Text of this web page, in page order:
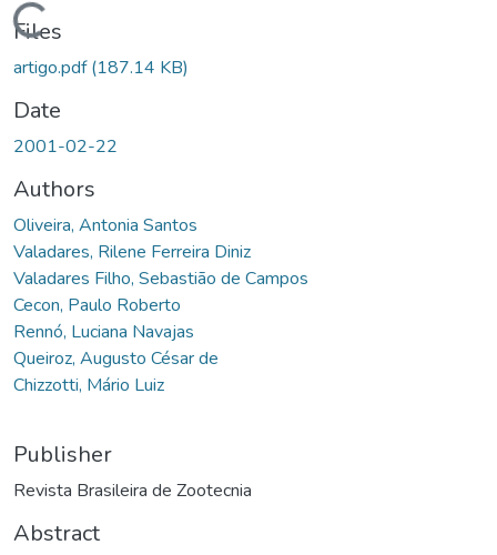
Files
artigo.pdf(187.14 KB)
Date
2001-02-22
Authors
Oliveira, Antonia Santos
Valadares, Rilene Ferreira Diniz
Valadares Filho, Sebastião de Campos
Cecon, Paulo Roberto
Rennó, Luciana Navajas
Queiroz, Augusto César de
Chizzotti, Mário Luiz
Publisher
Revista Brasileira de Zootecnia
Abstract